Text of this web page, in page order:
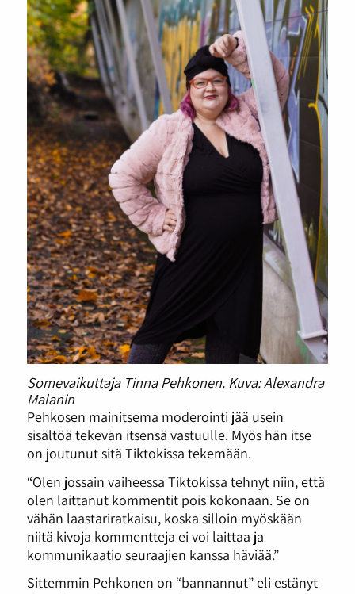
Somevaikuttaja Tinna Pehkonen. Kuva: Alexandra
Malanin
Pehkosen mainitsema moderointi jää usein
sisältöä tekevän itsensä vastuulle. Myös hän itse
on joutunut sitä Tiktokissa tekemään.
“Olen jossain vaiheessa Tiktokissa tehnyt niin, että
olen laittanut kommentit pois kokonaan. Se on
vähän laastariratkaisu, koska silloin myöskään
niitä kivoja kommentteja ei voi laittaa ja
kommunikaatio seuraajien kanssa häviää.”
Sittemmin Pehkonen on “bannannut” eli estänyt